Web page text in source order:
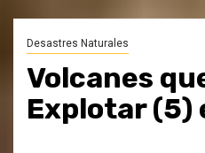
Desastres Naturales
Volcanes
Explotar (5)